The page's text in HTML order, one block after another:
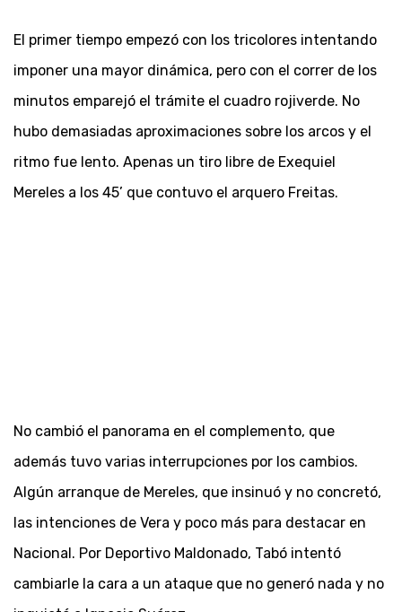
El primer tiempo empezó con los tricolores intentando
imponer una mayor dinámica, pero con el correr de los
minutos emparejó el trámite el cuadro rojiverde. No
hubo demasiadas aproximaciones sobre los arcos y el
ritmo fue lento. Apenas un tiro libre de Exequiel
Mereles a los 45’ que contuvo el arquero Freitas.
No cambió el panorama en el complemento, que
además tuvo varias interrupciones por los cambios.
Algún arranque de Mereles, que insinuó y no concretó,
las intenciones de Vera y poco más para destacar en
Nacional. Por Deportivo Maldonado, Tabó intentó
cambiarle la cara a un ataque que no generó nada y no